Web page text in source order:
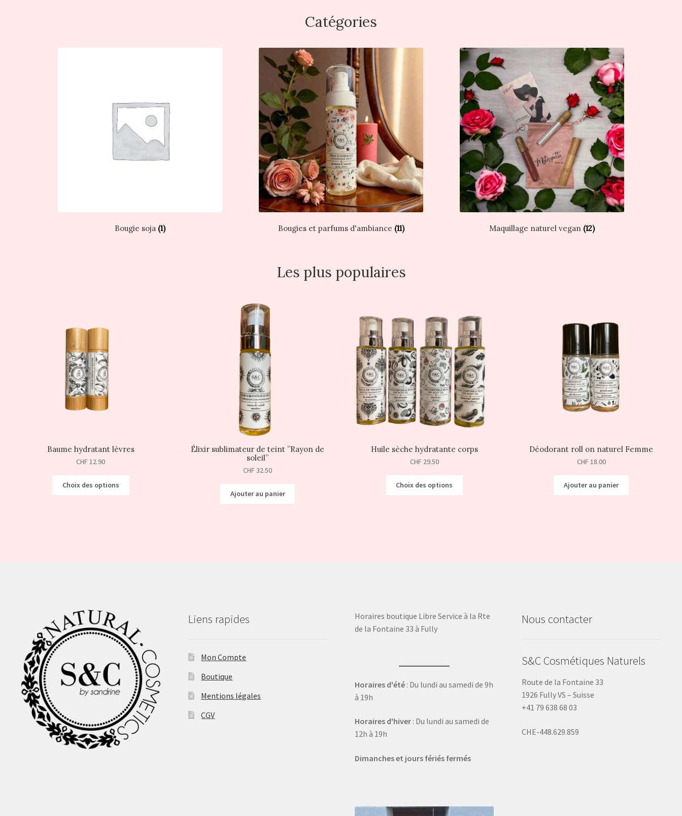
Catégories
Bougie soja (1) Bougies et parfums d'ambiance (11) Maquillage naturel vegan (12)
Les plus populaires
Baume hydratant lèvres
CHF 12.90
Choix des options
Élixir sublimateur de teint ”Rayon de
soleil”
CHF 32.50
Ajouter au panier
Huile sèche hydratante corps
CHF 29.50
Choix des options
Déodorant roll on naturel Femme
CHF 18.00
Ajouter au panier
Liens rapides
Mon Compte
Boutique
Mentions légales
CGV
Horaires boutique Libre Service à la Rte
de la Fontaine 33 à Fully
Horaires d'été : Du lundi au samedi de 9h
à 19h
Horaires d'hiver : Du lundi au samedi de
12h à 19h
Dimanches et jours fériés fermés
Nous contacter
S&C Cosmétiques Naturels
Route de la Fontaine 33
1926 Fully VS – Suisse
+41 79 638 68 03
CHE-448.629.859